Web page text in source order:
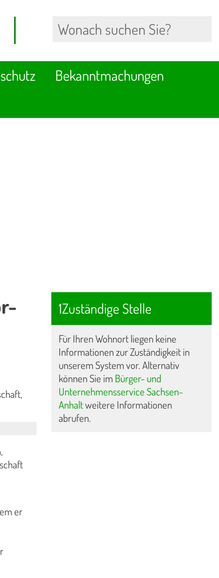
Bekanntmachungen
er
1Zuständige Stelle
Für Ihren Wohnort liegen keine
Informationen zur Zuständigkeit in
unserem System vor. Alternativ
können Sie im Bürger- und
Unternehmensservice Sachsen-
Anhaltweitere Informationen
abrufen.